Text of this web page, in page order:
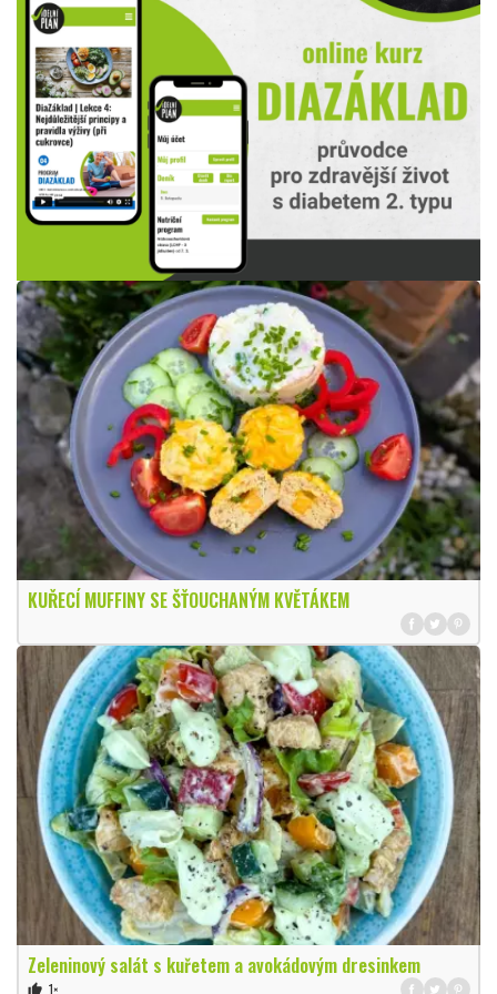
KUŘECÍ MUFFINY SE ŠŤOUCHANÝM KVĚTÁKEM
Zeleninový salát s kuřetem a avokádovým dresinkem
thumb_up 1×